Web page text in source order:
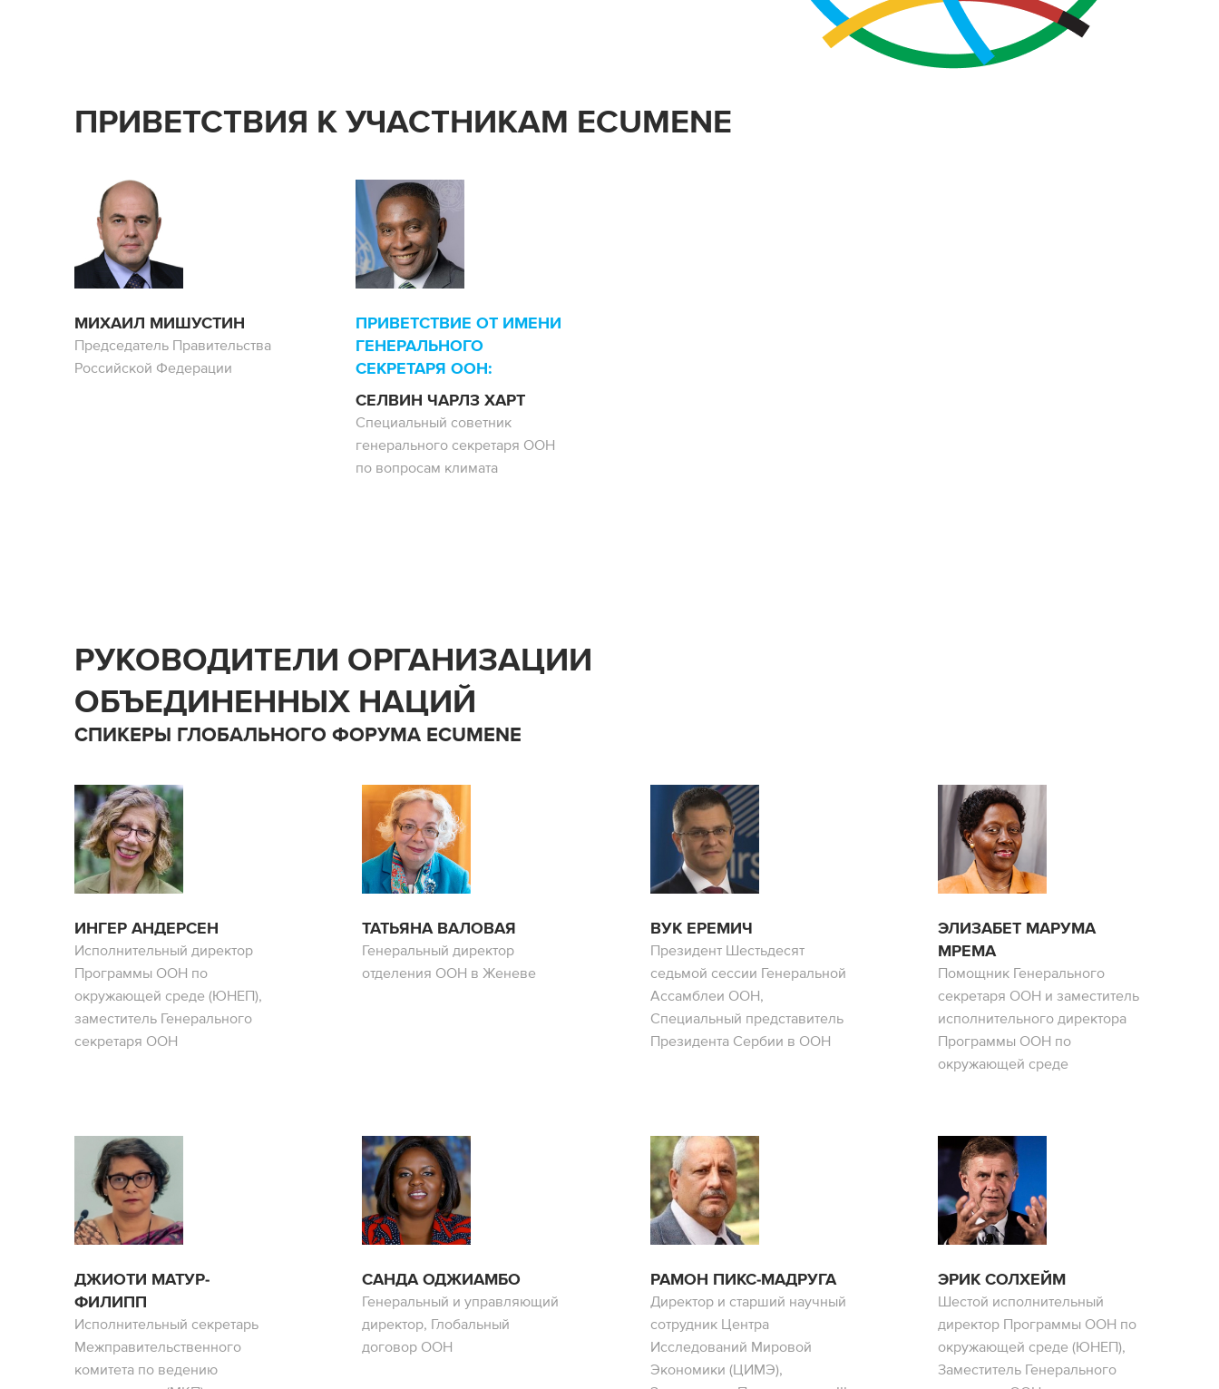
ПРИВЕТСТВИЯ К УЧАСТНИКАМ ECUMENE
МИХАИЛ МИШУСТИН
Председатель Правительства
Российской Федерации
ПРИВЕТСТВИЕ ОТ ИМЕНИ
ГЕНЕРАЛЬНОГО
СЕКРЕТАРЯ ООН:
СЕЛВИН ЧАРЛЗ ХАРТ
Специальный советник
генерального секретаря ООН
по вопросам климата
РУКОВОДИТЕЛИ ОРГАНИЗАЦИИ
ОБЪЕДИНЕННЫХ НАЦИЙ
СПИКЕРЫ ГЛОБАЛЬНОГО ФОРУМА ECUMENE
ИНГЕР АНДЕРСЕН
Исполнительный директор
Программы ООН по
окружающей среде (ЮНЕП),
заместитель Генерального
секретаря ООН
ТАТЬЯНА ВАЛОВАЯ
Генеральный директор
отделения ООН в Женеве
ВУК ЕРЕМИЧ
Президент Шестьдесят
седьмой сессии Генеральной
Ассамблеи ООН,
Специальный представитель
Президента Сербии в ООН
ЭЛИЗАБЕТ МАРУМА
МРЕМА
Помощник Генерального
секретаря ООН и заместитель
исполнительного директора
Программы ООН по
окружающей среде
ДЖИОТИ МАТУР-
ФИЛИПП
Исполнительный секретарь
Межправительственного
комитета по ведению
САНДА ОДЖИАМБО
Генеральный и управляющий
директор, Глобальный
договор ООН
РАМОН ПИКС-МАДРУГА
Директор и старший научный
сотрудник Центра
Исследований Мировой
Экономики (ЦИМЭ),
ЭРИК СОЛХЕЙМ
Шестой исполнительный
директор Программы ООН по
окружающей среде (ЮНЕП),
Заместитель Генерального